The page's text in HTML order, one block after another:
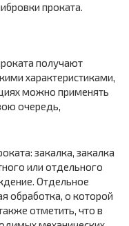
проката.
получают
характеристиками,
можно применять
очередь,
закалка, закалка
или отдельного
Отдельное
обработка, о которой
отметить, что в